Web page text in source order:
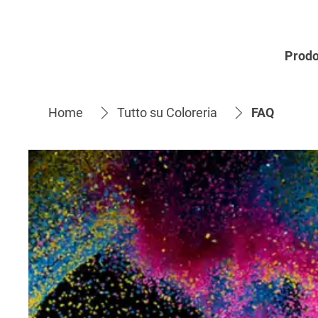
Home Tutto su Coloreria FAQ